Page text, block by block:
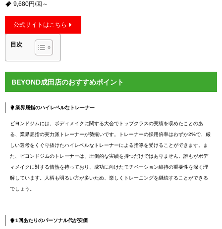
9,680円/回～
公式サイトはこちら
目次
BEYOND成田店のおすすめポイント
業界屈指のハイレベルなトレーナー
ビヨンドジムには、ボディメイクに関する大会でトップクラスの実績を収めたことのあ
る、業界屈指の実力派トレーナーが勢揃いです。トレーナーの採用倍率はわずか2%で、厳
しい選考をくぐり抜けたハイレベルなトレーナーによる指導を受けることができます。ま
た、ビヨンドジムのトレーナーは、圧倒的な実績を持つだけではありません。誰もがボデ
ィメイクに対する情熱を持っており、成功に向けたモチベーション維持の重要性を深く理
解しています。人柄も明るい方が多いため、楽しくトレーニングを継続することができる
でしょう。
1回あたりのパーソナル代が安価